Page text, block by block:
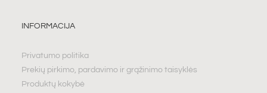
INFORMACIJA
Privatumo politika
Prekių pirkimo, pardavimo ir grąžinimo taisyklės
Produktų kokybė